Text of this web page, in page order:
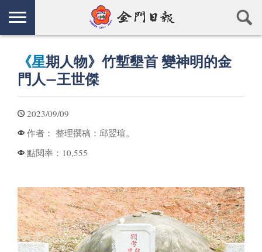
《星期人物》竹塹墾首 變神明的金
門人—王世傑
2023/09/09
作者： 整理撰稿：邱翌瑄。
點閱率： 10,555